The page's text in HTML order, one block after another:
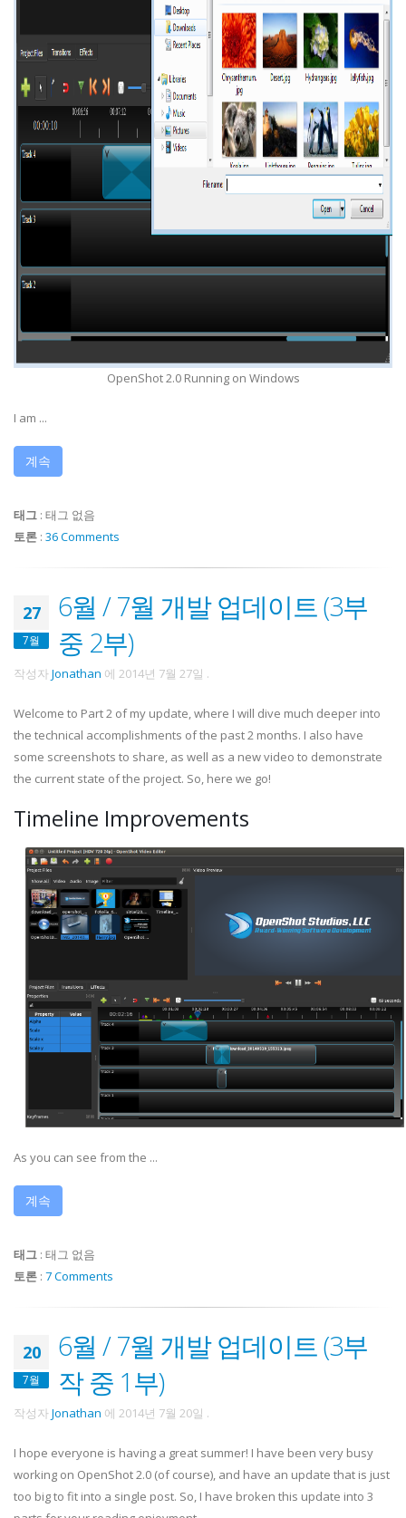
OpenShot 2.0 Running on Windows
I am ...
계속
태그 : 태그 없음
토론 : 36 Comments
27
7월
6월 / 7월 개발 업데이트 (3부
중 2부)
작성자Jonathan 에 2014년 7월 27일 .
Welcome to Part 2 of my update, where I will dive much deeper into
the technical accomplishments of the past 2 months. I also have
some screenshots to share, as well as a new video to demonstrate
the current state of the project. So, here we go!
Timeline Improvements
As you can see from the ...
계속
태그 : 태그 없음
토론 : 7 Comments
20
7월
6월 / 7월 개발 업데이트 (3부
작 중 1부)
작성자Jonathan 에 2014년 7월 20일 .
I hope everyone is having a great summer! I have been very busy
working on OpenShot 2.0 (of course), and have an update that is just
too big to fit into a single post. So, I have broken this update into 3